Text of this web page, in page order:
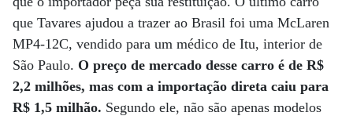
que Tavares ajudou a trazer ao Brasil foi uma McLaren
MP4-12C, vendido para um médico de Itu, interior de
São Paulo. O preço de mercado desse carro é de R$
2,2 milhões, mas com a importação direta caiu para
R$ 1,5 milhão. Segundo ele, não são apenas modelos